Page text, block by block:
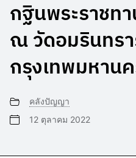
กฐินพระราชท
ณ วัดอมรินทร
กรุงเทพมหาน
คลังปัญญา
12 ตุลาคม 2022